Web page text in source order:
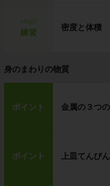
練習
密度と体積
身のまわりの物質
ポイント 金属の３つ
ポイント 上皿てんび